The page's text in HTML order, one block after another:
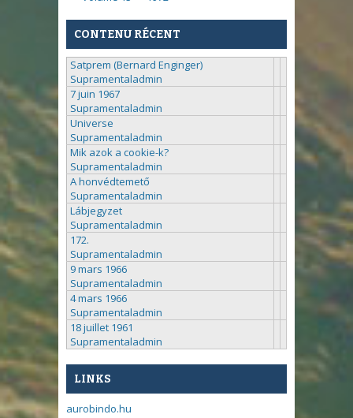
CONTENU RÉCENT
Satprem (Bernard Enginger)
Supramentaladmin
7 juin 1967
Supramentaladmin
Universe
Supramentaladmin
Mik azok a cookie-k?
Supramentaladmin
A honvédtemető
Supramentaladmin
Lábjegyzet
Supramentaladmin
172.
Supramentaladmin
9 mars 1966
Supramentaladmin
4 mars 1966
Supramentaladmin
18 juillet 1961
Supramentaladmin
LINKS
aurobindo.hu